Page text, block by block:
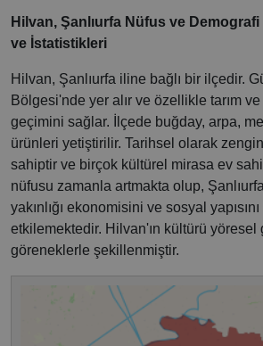
Hilvan, Şanlıurfa Nüfus ve
ve İstatistikleri
Hilvan, Şanlıurfa iline bağlı bir ilçedir.
Bölgesi'nde yer alır ve özellikle tarım ve
geçimini sağlar. İlçede buğday, arpa,
ürünleri yetiştirilir. Tarihsel olarak
sahiptir ve birçok kültürel mirasa ev
nüfusu zamanla artmakta olup,
yakınlığı ekonomisini ve sosyal
etkilemektedir. Hilvan'ın kültürü yöresel
göreneklerle şekillenmiştir.